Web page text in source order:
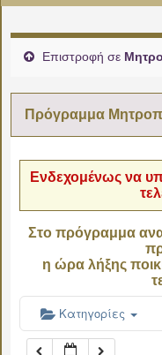
Επιστροφή σε
Πρόγραμμα
Ενδεχομένως να
Στο πρόγραμμα
η ώρα λήξης
Κατηγορίες
02:00
06:00